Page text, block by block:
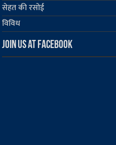
सेहत की रसोई
विविध
Join us at Facebook